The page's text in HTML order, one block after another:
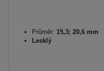
Průměr: 15,3; 20,6 mm
Lesklý